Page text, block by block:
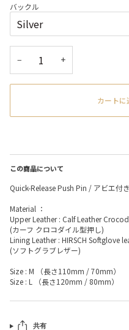
バックル
− +
カートに
この商品について
Quick-Release Push Pin / アビエ付き
Material ：
Upper Leather : Calf Leather
(カーフ クロコダイル型押し)
Lining Leather : HIRSCH Softglove
(ソフトグラブレザー)
Size : M （長さ110mm / 70mm）
Size : L （長さ120mm / 80mm）
共有